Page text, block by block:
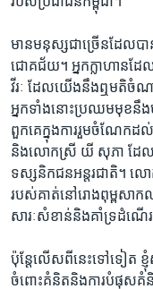
មាន​មនុស្ស​ជាច្រើន​ដែល​ប
ជោគជ័យ។ អ្នក​ក្លាហាន​ដែ
វីរៈ​ ដែល​យើង​នឹង​ឮ​មតិ​ចំណ
អ្នក​ទាំង​នោះ​ប្រឈមមុខ​នឹង​ប
ពួកគេ​ក្នុង​ការ​រួម​ចំណែក​ដល់​
និង​លោកស្រី​ យី សុភា ដែល​ប
ទស្សនិកជន​អន្តរជាតិ។ លោ
របស់​គាត់​នៅ​រោងពុម្ព​សា
សារៈសំខាន់​និង​គាំទ្រ​ដំណើ
ប៉ុន្តែ​លើស​ពី​នេះ​ទៅទៀត​
ចំពោះ​គំនិត​និង​ការ​បំផុស​គំ